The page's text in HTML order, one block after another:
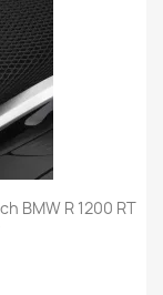
BMW R 1200 RT